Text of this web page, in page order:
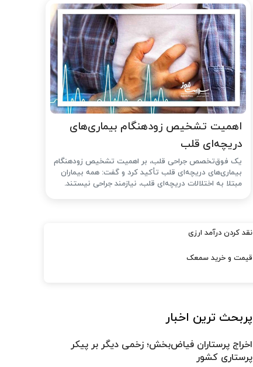
اهمیت تشخیص زودهنگام بیماری‌های
دریچه‌ای قلب
یک فوق‌تخصص جراحی قلب، بر اهمیت تشخیص زودهنگام
بیماری‌های دریچه‌ای قلب تأکید کرد و گفت: همه بیماران
مبتلا به اختلالات دریچه‌ای قلب، نیازمند جراحی نیستند.
نقد کردن درآمد ارزی
قیمت و خرید سمعک
پربحث ترین اخبار
اخراج پرستاران فیاض‌بخش؛ زخمی دیگر بر پیکر
پرستاری کشور